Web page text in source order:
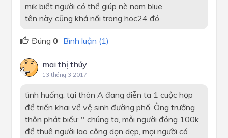
mik biết người có thể giúp nè nam blue
tên này cũng khá nổi trong hoc24 đó
Đúng 0 Bình luận (1)
mai thị thúy
13 tháng 3 2017
tình huống: tại thôn A đang diễn ta 1 cuộc họp
để triển khai về vệ sinh đường phố. Ông trưởng
thôn phát biểu: '' chúng ta, mỗi người đóng 100k
để thuê người lao công dọn dẹp, mọi người có